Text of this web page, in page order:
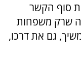
סוף הקשר
שרק משפחות
גם את דרכו,